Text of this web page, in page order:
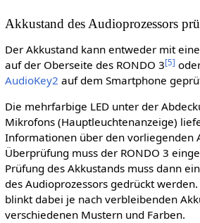
Akkustand des Audioprozessors
Der Akkustand kann entweder mit
auf der Oberseite des RONDO 3[5]
AudioKey2 auf dem Smartphone
Die mehrfarbige LED unter der
Mikrofons (Hauptleuchtenanzeige)
Informationen über den vorliegenden
Überprüfung muss der RONDO 3
Prüfung des Akkustands muss dann
des Audioprozessors gedrückt
blinkt dabei je nach verbleibenden
verschiedenen Mustern und Farben.